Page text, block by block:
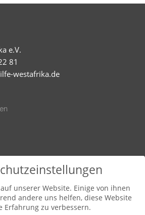
e.V.
81
westafrika.de
Uhr (und nach Vereinbarung)
unserer Website. Einige von ihnen
andere uns helfen, diese Website
Erfahrung zu verbessern.